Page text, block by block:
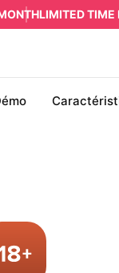
LIMITED TIME